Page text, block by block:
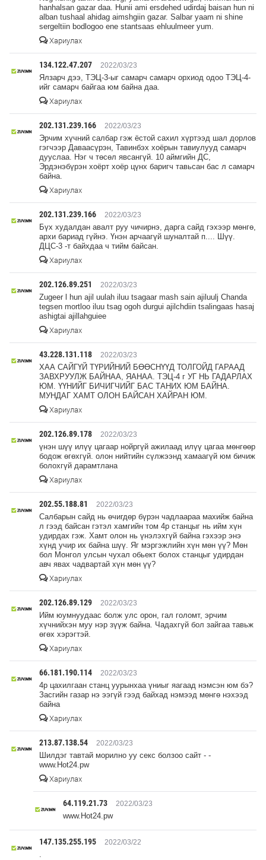
hanhalsan gazar daa. Hunii ami ersdehed udirdaj baisan hun ni
alban tushaal ahidag aimshgiin gazar. Salbar yaam ni shine
sergeltiin bodlogoo ene stantsaas ehluulmeer yum.
Хариулах
134.122.47.207 2022/03/23
Ялзарч дээ, ТЭЦ-3-ыг самарч самарч орхиод одоо ТЭЦ-4-
ийг самарч байгаа юм байна даа.
Хариулах
202.131.239.166 2022/03/23
Эрчим хүчний салбар гэж ёстой сахил хүртээд шал дорлов
гэгчээр Даваасүрэн, Тавинбэх хоёрын тавиулууд самарч
дууслаа. Нэг ч төсөл явсангүй. 10 аймгийн ДС,
Эрдэнэбүрэн хоёрт хоёр цүнх баригч тавьсан бас л самарч
байна.
Хариулах
202.131.239.166 2022/03/23
Бүх худалдан авалт руу чичирнэ, дарга сайд гэхээр мөнгө,
архи бариад гүйнэ. Үнэн арчаагүй шуналтай п.... Шүү.
ДЦС-3 -т байхдаа ч тийм байсан.
Хариулах
202.126.89.251 2022/03/23
Zugeer l hun ajil uulah iluu tsagaar mash sain ajiluulj Chanda
tegsen mortloo iluu tsag ogoh durgui ajilchdiin tsalingaas hasaj
ashigtai ajillahguiee
Хариулах
43.228.131.118 2022/03/23
ХАА САЙГҮЙ ТҮРИЙНИЙ БӨӨСНҮҮД ТОЛГОЙД ГАРААД
ЗАВХРУУЛЖ БАЙНАА, ЯАНАА. ТЭЦ-4 г УГ НЬ ГАДАРЛАХ
ЮМ. ҮҮНИЙГ БИЧИГЧИЙГ БАС ТАНИХ ЮМ БАЙНА.
МУНДАГ ХАМТ ОЛОН БАЙСАН ХАЙРАН ЮМ.
Хариулах
202.126.89.178 2022/03/23
үнэн шүү илүү цагаар нойргүй ажилаад илүү цагаа мөнгөөр
бодож өгөхгүй. олон нийтийн сүлжээнд хамаагүй юм бичиж
болохгүй дарамтлана
Хариулах
202.55.188.81 2022/03/23
Салбарын сайд нь өчигдөр бүрэн чадлаараа махийж байна
л гээд байсан гэтэл хамгийн том 4р станцыг нь ийм хүн
удирдах гэж. Хамт олон нь үнэлэхгүй байна гэхээр энэ
хүнд учир их байна шүү. Яг мэргэжлийн хүн мөн үү? Мөн
бол Монгол улсын чухал обьект болох станцыг удирдан
авч явах чадвартай хүн мөн үү?
Хариулах
202.126.89.129 2022/03/23
Ийм юумнуудаас болж улс орон, гал голомт, эрчим
хүчнийхэн муу нэр зүүж байна. Чадахгүй бол зайгаа тавьж
өгөх хэрэгтэй.
Хариулах
66.181.190.114 2022/03/23
4р цахилгаан станц уурынхаа үниыг яагаад нэмсэн юм бэ?
Засгийн газар нэ ээгүй гээд байхад нэмээд мөнгө нэхээд
байна
Хариулах
213.87.138.54 2022/03/23
Шилдэг тавтай морилно уу секс болзоо сайт - -
www.Hot24.pw
Хариулах
64.119.21.73 2022/03/23
www.Hot24.pw
147.135.255.195 2022/03/22
.